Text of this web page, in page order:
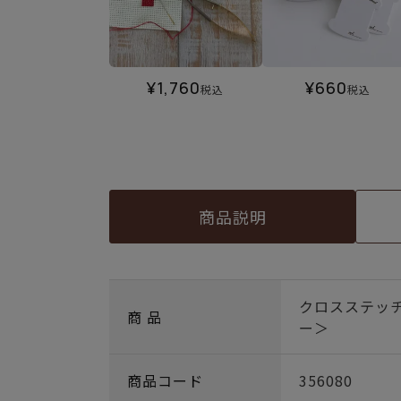
¥1,760税込 ¥660税込
商品説明
商 品
クロスステッ
ー＞
商品コード 356080